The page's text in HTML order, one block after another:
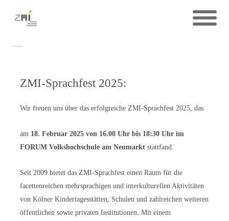
ZMI-Sprachfest 2025:
Wir freuen uns über das erfolgreiche ZMI-Sprachfest 2025, das
am 18. Februar 2025 von 16.00 Uhr bis 18:30 Uhr im
FORUM Volkshochschule am Neumarkt stattfand.
Seit 2009 bietet das ZMI-Sprachfest einen Raum für die
facettenreichen mehrsprachigen und interkulturellen Aktivitäten
von Kölner Kindertagesstätten, Schulen und zahlreichen weiteren
öffentlichen sowie privaten Institutionen. Mit einem